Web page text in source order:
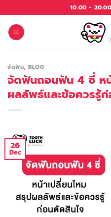
to
content
10.00 -
จัดฟัน,BLOG
จัดฟันถอนฟัน 4 ซี่ หน้
ผลลัพธ์และข้อควรรู้
26
Dec